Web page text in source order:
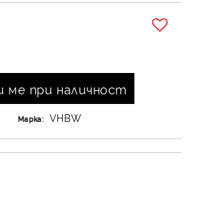
ме при наличност
Марка: VHBW